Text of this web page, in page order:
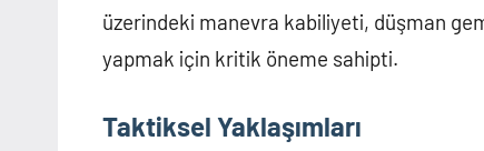
üzerindeki manevra kabiliyeti, düşman
yapmak için kritik öneme sahipti.
Taktiksel Yaklaşımları